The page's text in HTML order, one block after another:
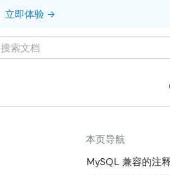
立即体验 →
本页导航
MySQL 兼容的注